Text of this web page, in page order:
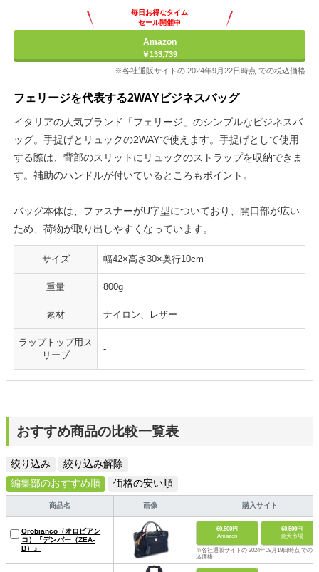
毎日お得なタイム
セール開催中
Amazon
￥133,739
※各社通販サイトの 2024年9月22日時点 での税込価格
フェリージを代表する2WAYビジネスバッグ
イタリアの人気ブランド「フェリージ」のシンプルなビジネスバ
ッグ。手提げとリュックの2WAYで使えます。手提げとして使用
する際は、背部のスリットにリュックのストラップを収納できま
す。補助のハンドルが付いているところもポイント。
バッグ本体は、ファスナーがU字型についており、開口部が広い
ため、荷物が取り出しやすくなっています。
サイズ 幅42×高さ30×奥行10cm
重量 800g
素材 ナイロン、レザー
ラップトップ用ス
リーブ
-
おすすめ商品の比較一覧表
絞り込み
絞り込み解除
編集部のおすすめ順
価格の安い順
商品名 画像 購入サイト
Orobianco（オロビアン
コ）『デンバー（ZEA-
B）』
60,500円
Amazon
60,500円
楽天市場
※各社通販サイトの 2024年09月19日時点 での税
込価格